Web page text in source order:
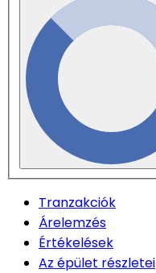
Tranzakciók
Árelemzés
Értékelések
Az épület részletei